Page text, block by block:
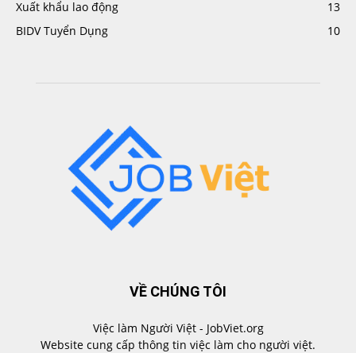
Xuất khẩu lao động
13
BIDV Tuyển Dụng
10
VỀ CHÚNG TÔI
Việc làm Người Việt - JobViet.org
Website cung cấp thông tin việc làm cho người việt.